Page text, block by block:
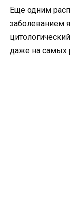
Еще одним
заболеванием
даже на самых